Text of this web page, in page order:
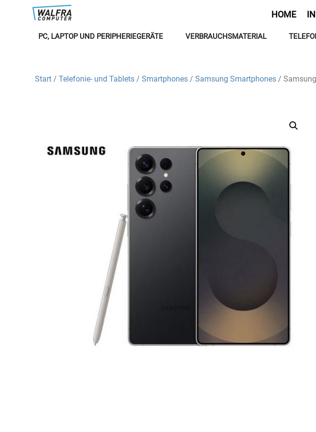
HOME
PC, LAPTOP UND PERIPHERIEGERÄTE VERBRAUCHSMATERIAL
Start / Telefonie- und Tablets / Smartphones / Samsung Smartphones /